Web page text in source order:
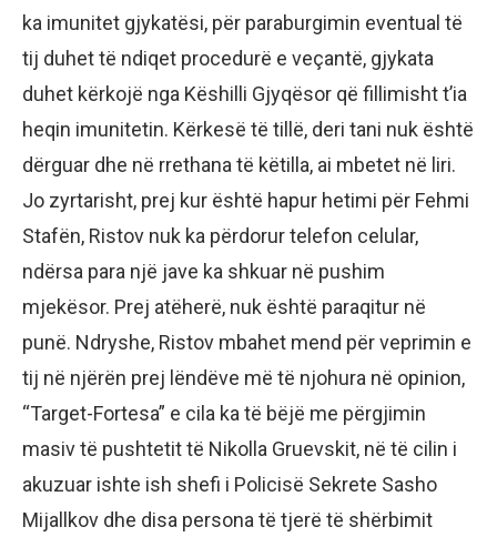
ka imunitet gjykatësi, për paraburgimin eventual të
tij duhet të ndiqet procedurë e veçantë, gjykata
duhet kërkojë nga Këshilli Gjyqësor që fillimisht t’ia
heqin imunitetin. Kërkesë të tillë, deri tani nuk është
dërguar dhe në rrethana të këtilla, ai mbetet në liri.
Jo zyrtarisht, prej kur është hapur hetimi për Fehmi
Stafën, Ristov nuk ka përdorur telefon celular,
ndërsa para një jave ka shkuar në pushim
mjekësor. Prej atëherë, nuk është paraqitur në
punë. Ndryshe, Ristov mbahet mend për veprimin e
tij në njërën prej lëndëve më të njohura në opinion,
“Target-Fortesa” e cila ka të bëjë me përgjimin
masiv të pushtetit të Nikolla Gruevskit, në të cilin i
akuzuar ishte ish shefi i Policisë Sekrete Sasho
Mijallkov dhe disa persona të tjerë të shërbimit